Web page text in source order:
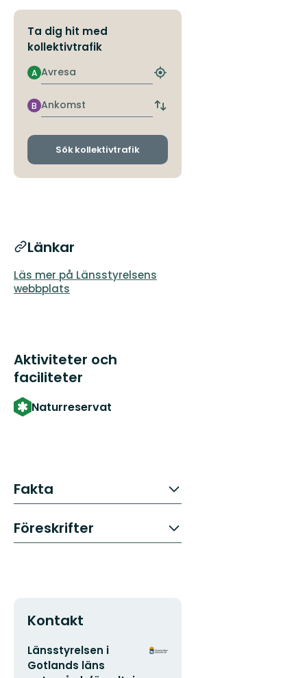
Ta dig hit med
kollektivtrafik
Avresa
A
Hitta
hållplats
Ankomst
B
Byt
och
Sök kollektivtrafik
Länkar
Läs mer på Länsstyrelsens
webbplats
Aktiviteter och
faciliteter
Naturreservat
Fakta
Föreskrifter
Kontakt
E-
postadress
Länsstyrelsen i
Gotlands läns
Organisationens